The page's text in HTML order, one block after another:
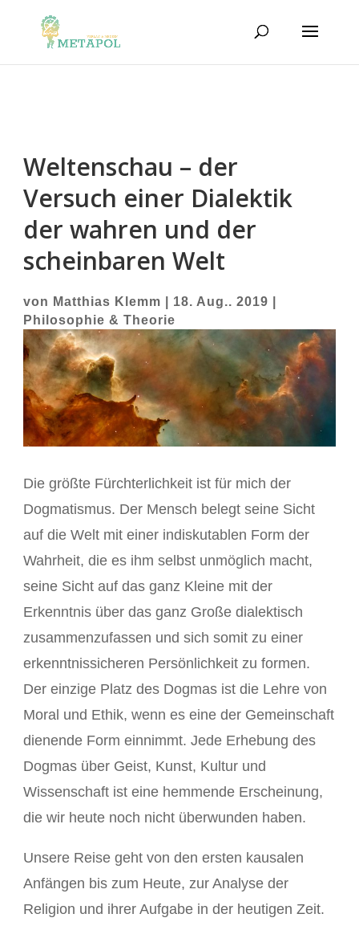
Weltenschau – der
Versuch einer Dialektik
der wahren und der
scheinbaren Welt
von Matthias Klemm 18. Aug.. 2019
Philosophie & Theorie
Die größte Fürchterlichkeit ist für mich der
Dogmatismus. Der Mensch belegt seine Sicht
auf die Welt mit einer indiskutablen Form der
Wahrheit, die es ihm selbst unmöglich macht,
seine Sicht auf das ganz Kleine mit der
Erkenntnis über das ganz Große dialektisch
zusammenzufassen und sich somit zu einer
erkenntnissicheren Persönlichkeit zu formen.
Der einzige Platz des Dogmas ist die Lehre von
Moral und Ethik, wenn es eine der Gemeinschaft
dienende Form einnimmt. Jede Erhebung des
Dogmas über Geist, Kunst, Kultur und
Wissenschaft ist eine hemmende Erscheinung,
die wir heute noch nicht überwunden haben.
Unsere Reise geht von den ersten kausalen
Anfängen bis zum Heute, zur Analyse der
Religion und ihrer Aufgabe in der heutigen Zeit.